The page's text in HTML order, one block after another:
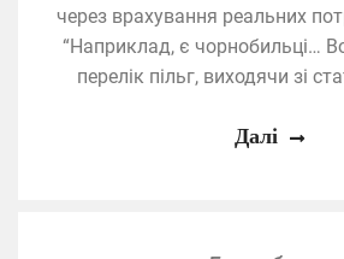
через врахування реальних
“Наприклад, є чорнобильці…
перелік пільг, виходячи зі
Далі